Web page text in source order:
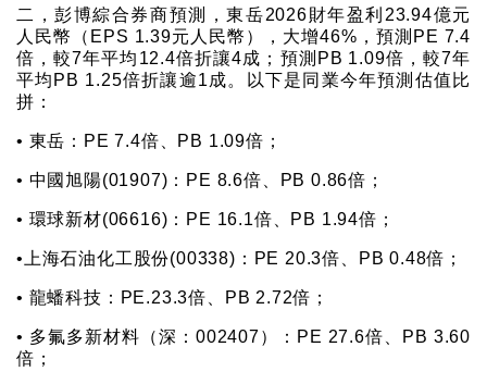
二，彭博綜合券商預測，東岳2026財年盈利23.94億元
人民幣（EPS 1.39元人民幣），大增46%，預測PE 7.4
倍，較7年平均12.4倍折讓4成；預測PB 1.09倍，較7年
平均PB 1.25倍折讓逾1成。以下是同業今年預測估值比
拼：
• 東岳：PE 7.4倍、PB 1.09倍；
• 中國旭陽(01907)：PE 8.6倍、PB 0.86倍；
• 環球新材(06616)：PE 16.1倍、PB 1.94倍；
•上海石油化工股份(00338)：PE 20.3倍、PB 0.48倍；
• 龍蟠科技：PE.23.3倍、PB 2.72倍；
• 多氟多新材料（深：002407）：PE 27.6倍、PB 3.60
倍；